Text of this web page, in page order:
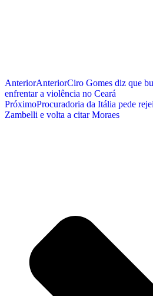
AnteriorAnteriorCiro Gomes diz que
enfrentar a violência no Ceará
PróximoProcuradoria da Itália pede
Zambelli e volta a citar Moraes